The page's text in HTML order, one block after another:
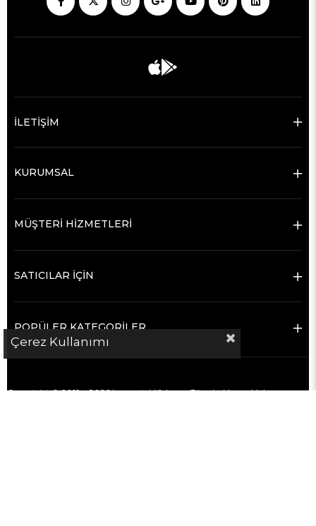
İLETİŞİM
KURUMSAL
MÜŞTERİ HİZMETLERİ
SATICILAR İÇİN
POPÜLER KATEGORİLER
Copyright © 2019 – 2026 hementeklifal.com Tüm hakları saklıdır.
Çerez Kullanımı